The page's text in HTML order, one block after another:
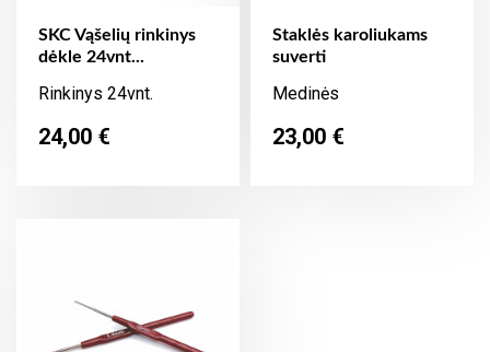
SKC Vąšelių rinkinys
dėkle 24vnt...
Rinkinys 24vnt.
Kaina
24,00 €
Staklės karoliukams
suverti
Medinės
Kaina
23,00 €